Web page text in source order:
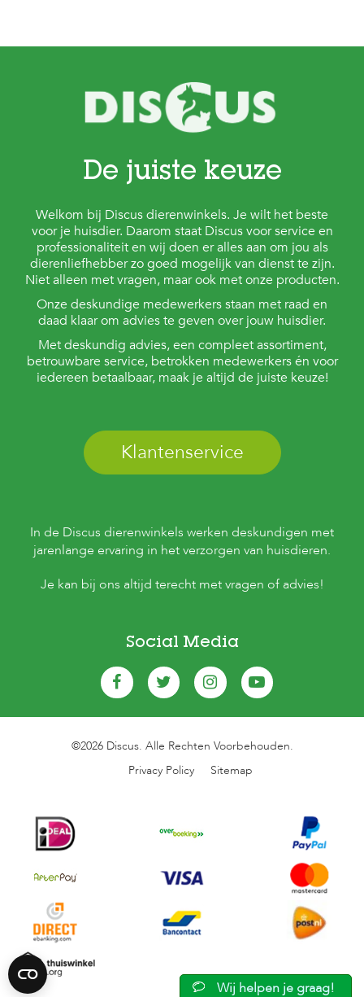
De juiste keuze
Welkom bij Discus dierenwinkels. Je wilt het beste
voor je huisdier. Daarom staat Discus voor service en
professionaliteit en wij doen er alles aan om jou als
dierenliefhebber zo goed mogelijk van dienst te zijn.
Niet alleen met vragen, maar ook met onze producten.
Onze deskundige medewerkers staan met raad en
daad klaar om advies te geven over jouw huisdier.
Met deskundig advies, een compleet assortiment,
betrouwbare service, betrokken medewerkers én voor
iedereen betaalbaar, maak je altijd de juiste keuze!
Klantenservice
In de Discus dierenwinkels werken deskundigen met
jarenlange ervaring in het verzorgen van huisdieren.
Je kan bij ons altijd terecht met vragen of advies!
Social Media
©2026 Discus. Alle Rechten Voorbehouden.
Privacy Policy
Sitemap
Wij helpen je graag!